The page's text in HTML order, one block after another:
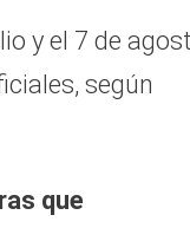
y el 7 de
según
que